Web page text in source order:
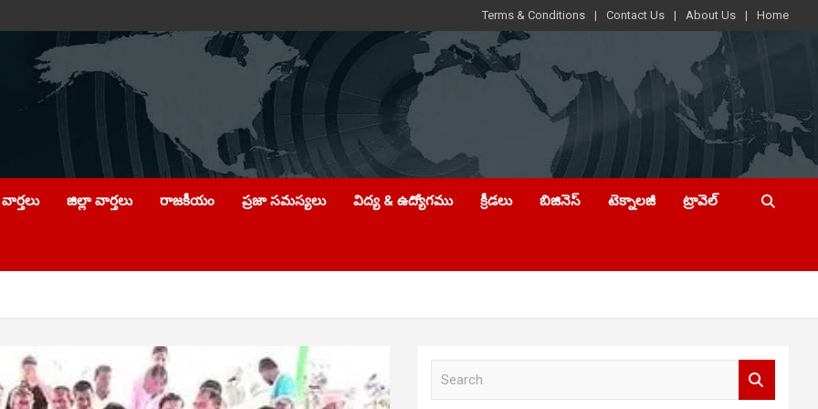
Terms & Conditions Contact Us About Us Home
జిల్లా వార్తలు రాజకీయం ప్రజా సమస్యలు విద్య & ఉద్యోగము క్రీడలు బిజినెస్ టెక్నాలజీ ట్రావెల్